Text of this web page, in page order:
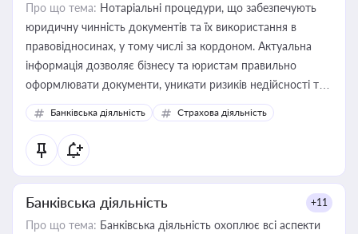
Про що тема: Нотаріальні процедури, що забезпечують
юридичну чинність документів та їх використання в
правовідносинах, у тому числі за кордоном. Актуальна
інформація дозволяє бізнесу та юристам правильно
оформлювати документи, уникати ризиків недійсності та
забезпечувати їх належне прийняття органами влади та
контрагентами
Банківська діяльність Страхова діяльність
Банківська діяльність +11
Про що тема: Банківська діяльність охоплює всі аспекти